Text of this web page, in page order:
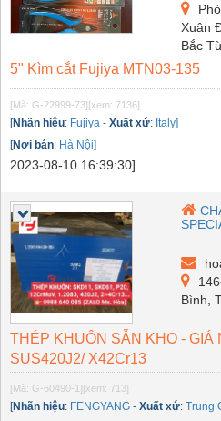
Xuân
Bắc
5" Kìm cắt Fujiya MTN03-135
[Mã: G-22999-73] [xem: 7136]
[Nhãn hiệu: Fujiya - Xuất xứ: Italy]
[Nơi bán: Hà Nội]
2023-08-10 16:39:30]
Bình,
THÉP KHUÔN SẴN KHO - GIÁ
SUS420J2/ X42Cr13
[Mã: G-60490-1] [xem: 713]
[Nhãn hiệu: FENGYANG - Xuất xứ: Trung